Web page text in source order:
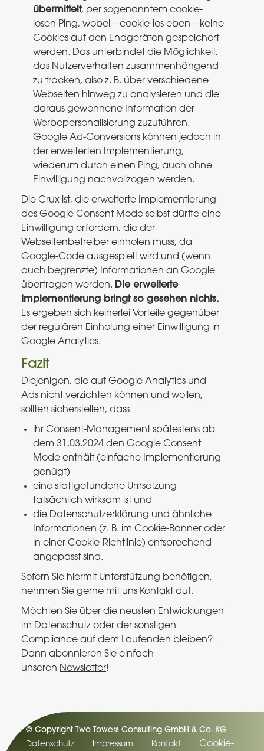
übermittelt, per sogenanntem cookie-
losen Ping, wobei – cookie-los eben – keine
Cookies auf den Endgeräten gespeichert
werden. Das unterbindet die Möglichkeit,
das Nutzerverhalten zusammenhängend
zu tracken, also z. B. über verschiedene
Webseiten hinweg zu analysieren und die
daraus gewonnene Information der
Werbepersonalisierung zuzuführen.
Google Ad-Conversions können jedoch in
der erweiterten Implementierung,
wiederum durch einen Ping, auch ohne
Einwilligung nachvollzogen werden.
Die Crux ist, die erweiterte Implementierung
des Google Consent Mode selbst dürfte eine
Einwilligung erfordern, die der
Webseitenbetreiber einholen muss, da
Google-Code ausgespielt wird und (wenn
auch begrenzte) Informationen an Google
übertragen werden. Die erweiterte
Implementierung bringt so gesehen nichts.
Es ergeben sich keinerlei Vorteile gegenüber
der regulären Einholung einer Einwilligung in
Google Analytics.
Fazit
Diejenigen, die auf Google Analytics und
Ads nicht verzichten können und wollen,
sollten sicherstellen, dass
ihr Consent-Management spätestens ab
dem 31.03.2024 den Google Consent
Mode enthält (einfache Implementierung
genügt)
eine stattgefundene Umsetzung
tatsächlich wirksam ist und
die Datenschutzerklärung und ähnliche
Informationen (z. B. im Cookie-Banner oder
in einer Cookie-Richtlinie) entsprechend
angepasst sind.
Sofern Sie hiermit Unterstützung benötigen,
nehmen Sie gerne mit uns Kontaktauf.
Möchten Sie über die neusten Entwicklungen
im Datenschutz oder der sonstigen
Compliance auf dem Laufenden bleiben?
Dann abonnieren Sie einfach
unseren Newsletter!
© Copyright Two Towers Consulting GmbH & Co. KG
Datenschutz
Impressum Kontakt Cookie-